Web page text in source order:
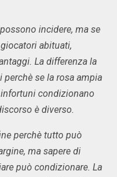
incidere, ma se
abituati,
La differenza la
se la rosa ampia
condizionano
è diverso.
perchè tutto può
ma sapere di
può condizionare. La